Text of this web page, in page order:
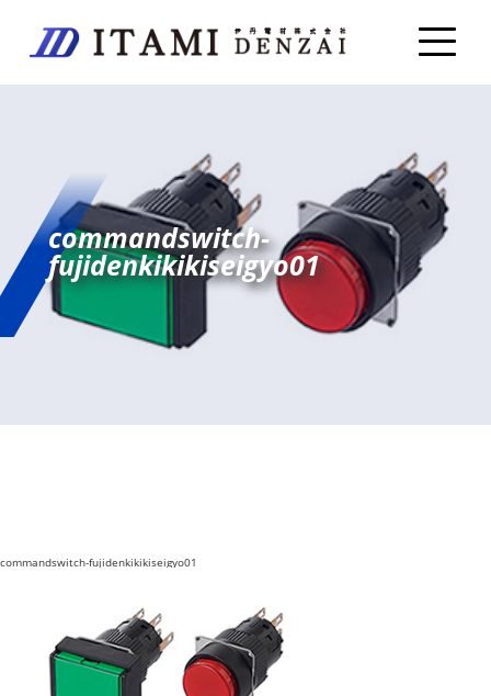
commandswitch-
fujidenkikikiseigyo01
commandswitch-fujidenkikikiseigyo01